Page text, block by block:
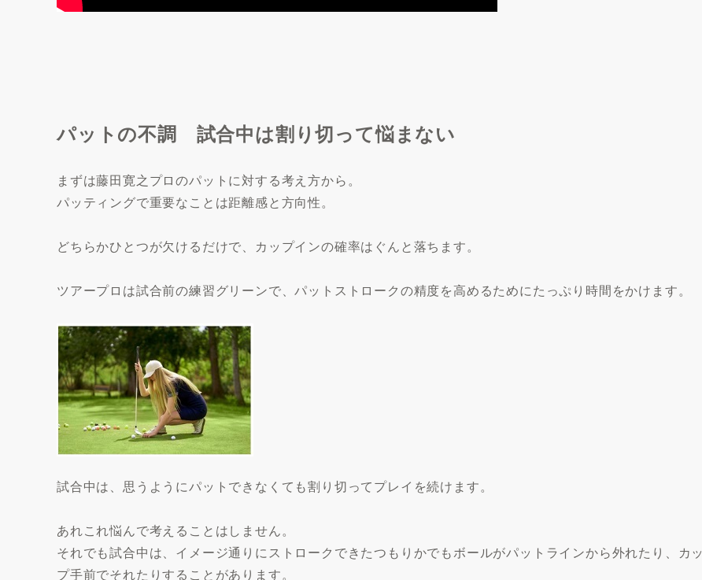
パットの不調 試合中は割り切って悩まない
まずは藤田寛之プロのパットに対する考え方から。
パッティングで重要なことは距離感と方向性。
どちらかひとつが欠けるだけで、カップインの確率はぐんと落ちます。
ツアープロは試合前の練習グリーンで、パットストロークの精度を高めるためにたっぷり時間をかけます。
試合中は、思うようにパットできなくても割り切ってプレイを続けます。
あれこれ悩んで考えることはしません。
それでも試合中は、イメージ通りにストロークできたつもりかでもボールがパットラインから外れたり、カッ
プ手前でそれたりすることがあります。